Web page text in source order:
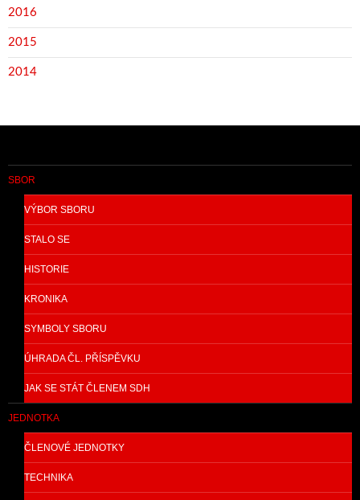
2016
2015
2014
SBOR
VÝBOR SBORU
STALO SE
HISTORIE
KRONIKA
SYMBOLY SBORU
ÚHRADA ČL. PŘÍSPĚVKU
JAK SE STÁT ČLENEM SDH
JEDNOTKA
ČLENOVÉ JEDNOTKY
TECHNIKA